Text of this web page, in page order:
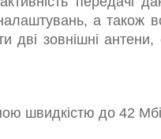
а також
дві зовнішні
швидкістю до 42